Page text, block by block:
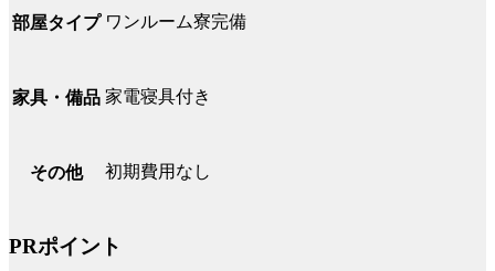
部屋タイプ ワンルーム寮完備
家具・備品 家電寝具付き
その他 初期費用なし
PRポイント